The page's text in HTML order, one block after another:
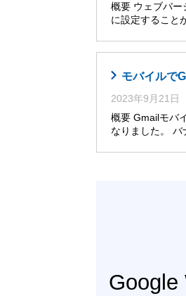
概要 ウェブバー
に設定すること
モバイルで
2023年9月21日
概要 Gmailモバ
なりました。
Google